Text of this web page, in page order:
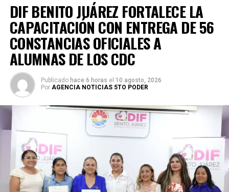
La dinámica contempló recorridos de 5 y 10 kilómetros,
equivalentes a una y dos vueltas al circuito, con tiempos
cada participante. Este formato permitió que elementos
policiales, acompañados de sus seres queridos,
disfrutaran de una experiencia recreativa que fomentó la
unión familiar, el esparcimiento y la práctica de hábitos
saludables.
A través de estas acciones, el Ayuntamiento de Benito
DIF BENITO JUÁREZ FORTALECE LA
CAPACITACIÓN CON ENTREGA DE 56
CONSTANCIAS OFICIALES A
ALUMNAS DE LOS CDC
Publicado hace 6 horas el 10 agosto, 2026
Por AGENCIA NOTICIAS 5TO PODER